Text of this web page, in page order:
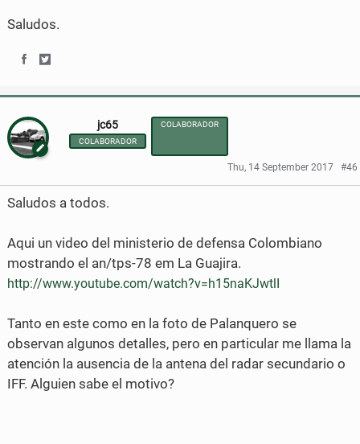
Saludos.
h
a
r
e
o
n
F
c
e
b
h
a
r
e
o
n
T
i
t
t
jc65
COLABORADOR
COLABORADOR
Thu, 14 September 2017 #46
Saludos a todos.
Aqui un video del ministerio de defensa Colombiano
mostrando el an/tps-78 em La Guajira.
http://www.youtube.com/watch?v=h15naKJwtlI
Tanto en este como en la foto de Palanquero se
observan algunos detalles, pero en particular me llama la
atención la ausencia de la antena del radar secundario o
IFF. Alguien sabe el motivo?